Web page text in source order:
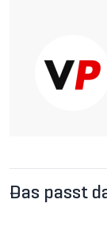
Das passt